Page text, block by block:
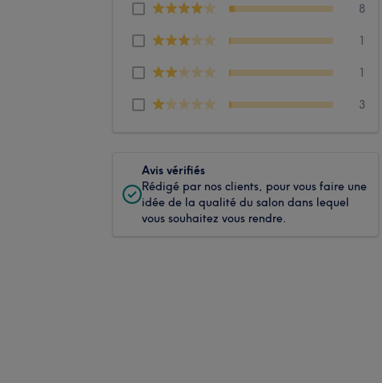
8
1
1
3
Avis vérifiés
Rédigé par nos clients, pour vous faire une
idée de la qualité du salon dans lequel
vous souhaitez vous rendre.